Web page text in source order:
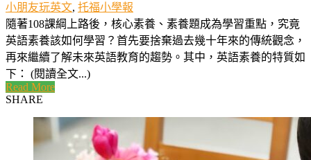
小朋友玩英文, 托福小學報
隨著108課綱上路後，核心素養、素養題成為學習重點，究竟
英語素養該如何學習？首先要捨棄過去幾十年來的傳統觀念，
再來繼續了解未來英語教育的趨勢。其中，英語素養的特質如
下： (閱讀全文...)
Read More
SHARE